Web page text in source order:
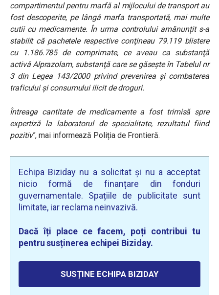
compartimentul pentru marfă al mijlocului de transport au
fost descoperite, pe lângă marfa transportată, mai multe
cutii cu medicamente. În urma controlului amănunțit s-a
stabilit că pachetele respective conţineau 79.119 blistere
cu 1.186.785 de comprimate, ce aveau ca substanţă
activă Alprazolam, substanţă care se găseşte în Tabelul nr
3 din Legea 143/2000 privind prevenirea şi combaterea
traficului şi consumului ilicit de droguri.
Întreaga cantitate de medicamente a fost trimisă spre
expertiză la laboratorul de specialitate, rezultatul fiind
pozitiv”, mai informează Poliția de Frontieră.
Echipa Biziday nu a solicitat și nu a acceptat
nicio formă de finanțare din fonduri
guvernamentale. Spațiile de publicitate sunt
limitate, iar reclama neinvazivă.
Dacă îți place ce facem, poți contribui tu
pentru susținerea echipei Biziday.
SUSȚINE ECHIPA BIZIDAY